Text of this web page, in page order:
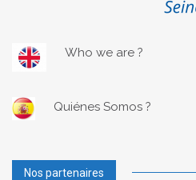
Who we are ?
Quiénes Somos ?
Nos partenaires